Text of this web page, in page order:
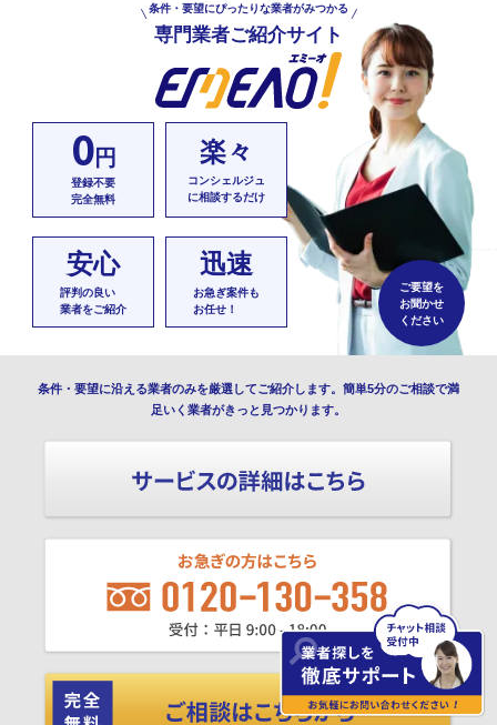
条件・要望にぴったりな業者がみつかる
専門業者ご紹介サイト
0円
登録不要
完全無料
楽々
コンシェルジュ
に相談するだけ
安心
評判の良い
業者をご紹介
迅速
お急ぎ案件も
お任せ！
ご要望を
お聞かせ
ください
条件・要望に沿える業者のみを厳選してご紹介します。簡単5分のご相談で満
足いく業者がきっと見つかります。